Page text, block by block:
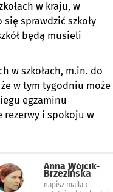
w kraju, w
sprawdzić szkoły
będą musieli
w szkołach, m.in. do
w tym tygodniu może
egzaminu
rezerwy i spokoju w
Anna Wójcik-
Brzezińska
napisz maila ‹